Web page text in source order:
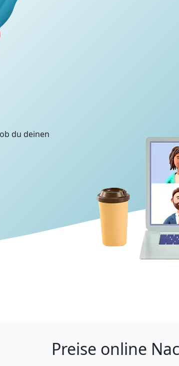
du deinen
Preise online